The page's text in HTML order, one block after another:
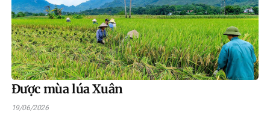
Được mùa lúa Xuân
19/06/2026